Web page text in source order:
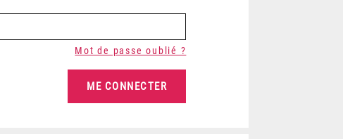
Mot de passe oublié ?